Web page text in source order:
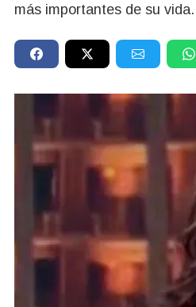
más importantes de su vida.